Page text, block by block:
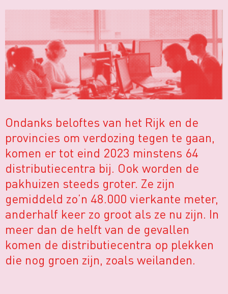
Ondanks beloftes van het Rijk en de
provincies om verdozing tegen te gaan,
komen er tot eind 2023 minstens 64
distributiecentra bij. Ook worden de
pakhuizen steeds groter. Ze zijn
gemiddeld zo’n 48.000 vierkante meter,
anderhalf keer zo groot als ze nu zijn. In
meer dan de helft van de gevallen
komen de distributiecentra op plekken
die nog groen zijn, zoals weilanden.